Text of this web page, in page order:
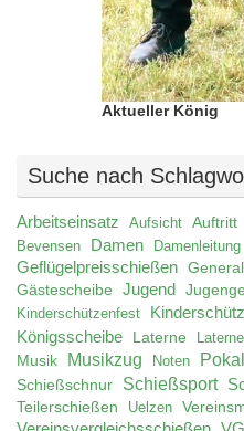
Aktueller König
Suche nach
Arbeitseinsatz Aufsicht Auftritt
Bevensen
Damen Damenleitung
Geflügelpreisschießen
Gästescheibe
Jugend
Kinderschützenfest
Königsscheibe
Laterne
Musik
Musikzug Noten Pokal
Schießschnur
Schießsport
Teilerschießen Uelzen